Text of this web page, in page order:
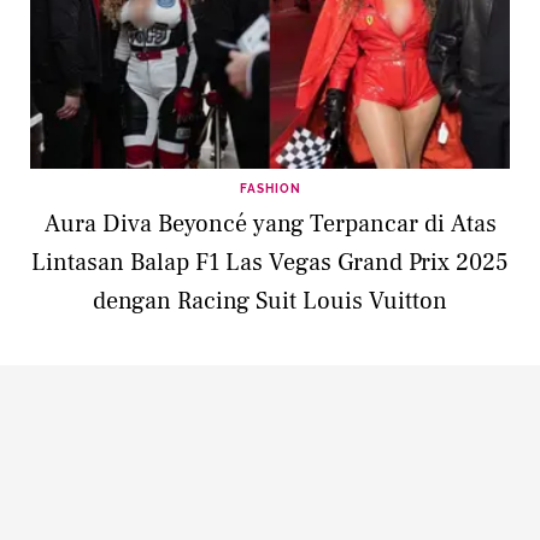
FASHION
Aura Diva Beyoncé yang Terpancar di Atas
Lintasan Balap F1 Las Vegas Grand Prix 2025
dengan Racing Suit Louis Vuitton